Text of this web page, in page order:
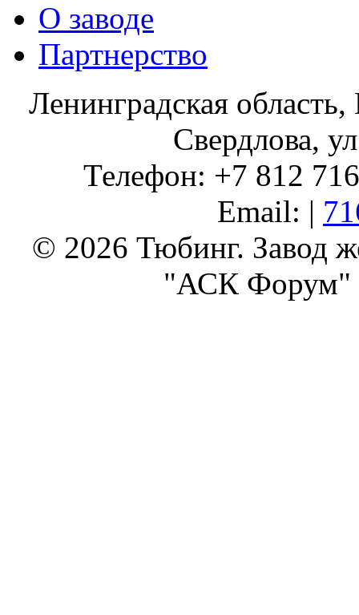
О заводе
Партнерство
Ленинградская
Свердлова,
Телефон: +7 812
Email: |
© 2026 Тюбинг. Завод
"АСК Форум"